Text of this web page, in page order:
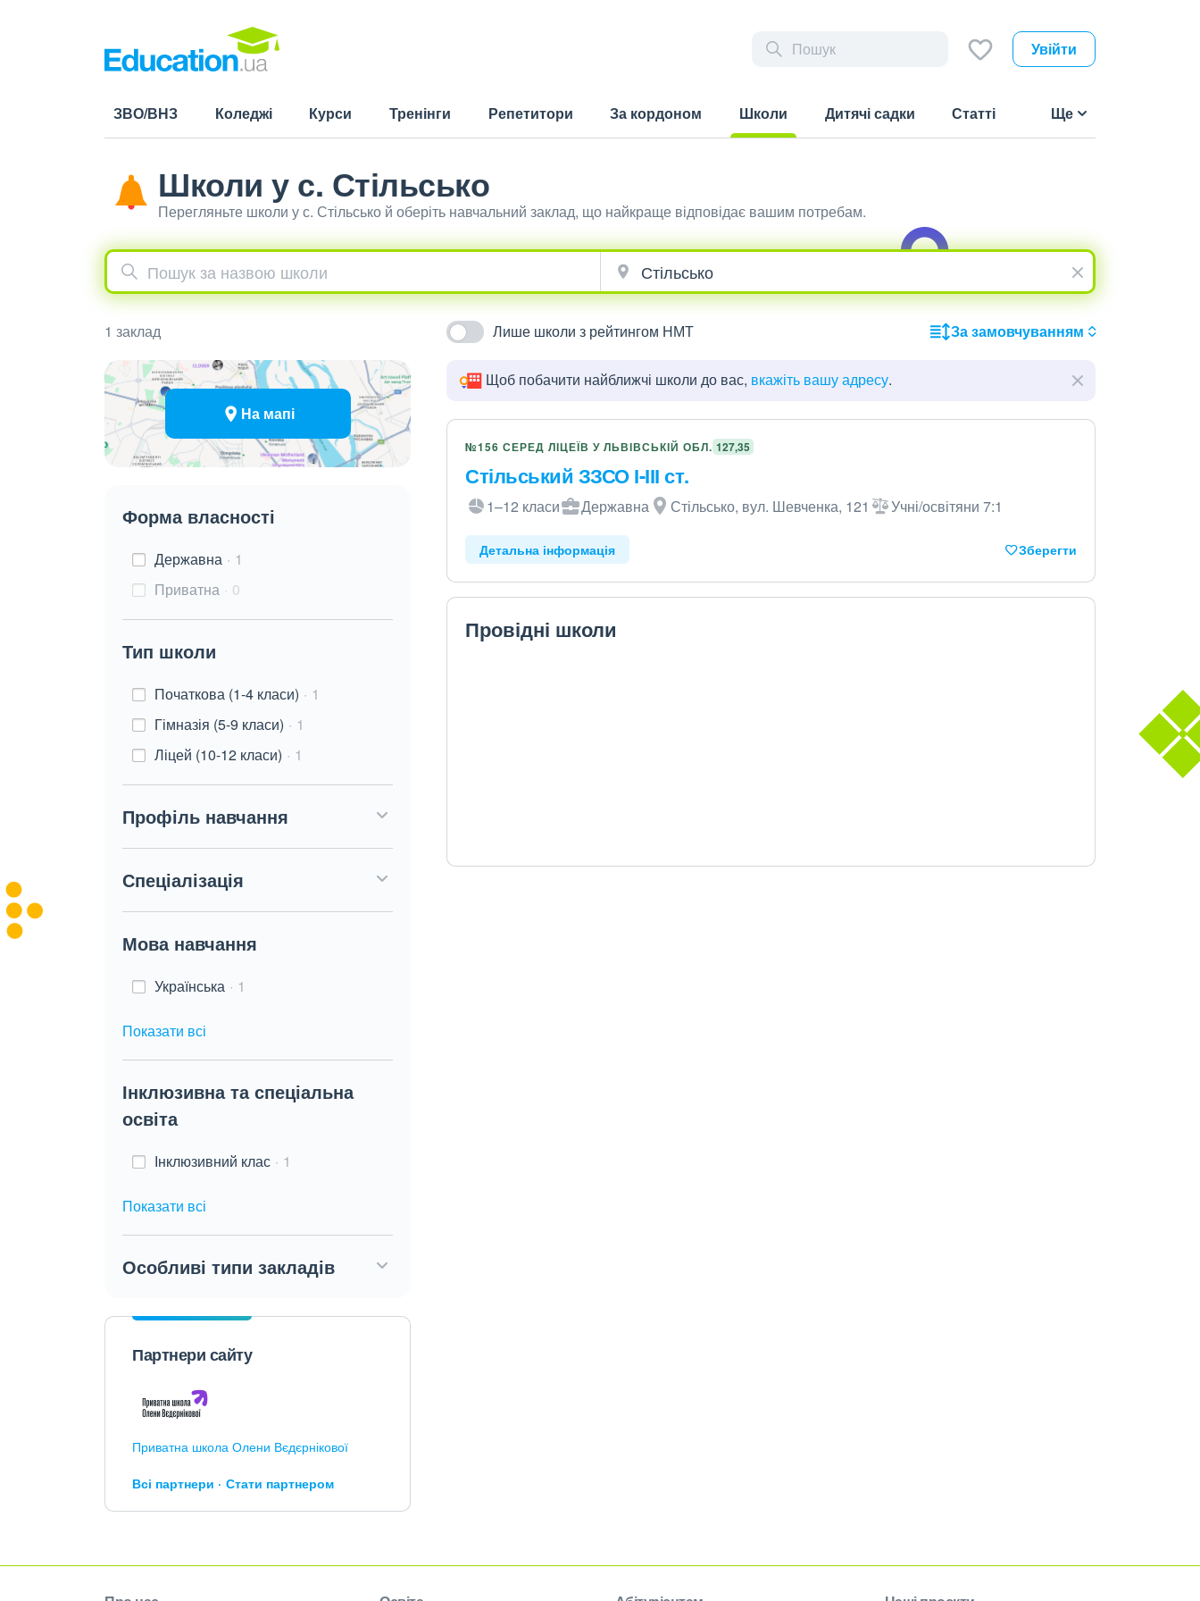
Увійти
ЗВО/ВНЗ Коледжі Курси Тренінги Репетитори За кордоном
Школи
Дитячі садки Статті Ще
Школи у с. Стільсько
Перегляньте школи у с. Стільсько й оберіть навчальний заклад, що найкраще відповідає вашим потребам.
1 заклад Лише школи з рейтингом НМТ За замовчуванням
На мапі
Форма власності
Державна
1
Приватна
0
Тип школи
Початкова (1-4 класи)
1
Гімназія (5-9 класи)
1
Ліцей (10-12 класи)
1
Профіль навчання
Спеціалізація
Мова навчання
Українська 1
Показати всі
Інклюзивна та спеціальна
освіта
Інклюзивний клас 1
Показати всі
Особливі типи закладів
Партнери сайту
Приватна школа Олени Вєдєрнікової
Всі партнери Стати партнером
Щоб побачити найближчі школи до вас, вкажіть вашу адресу.
№156 СЕРЕД ЛІЦЕЇВ У ЛЬВІВСЬКІЙ ОБЛ. 127,35
Стільський ЗЗСО І-ІІІ ст.
1–12 класи Державна Стільсько, вул. Шевченка, 121 Учні/освітяни 7:1
Детальна інформація Зберегти
Провідні школи